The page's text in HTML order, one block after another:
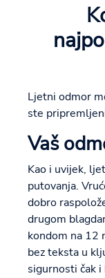
Ljetni odmor
ste
Vaš
Kao i uvijek,
putovanja.
dobro
drugom
kondom na 12
bez teksta u
sigurnosti čak